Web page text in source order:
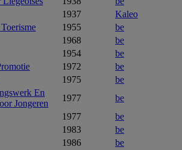
1937
Kaleo
1955
be
1968
be
1954
be
1972
be
1975
be
En
Jongeren
1977
be
1977
be
1983
be
1986
be